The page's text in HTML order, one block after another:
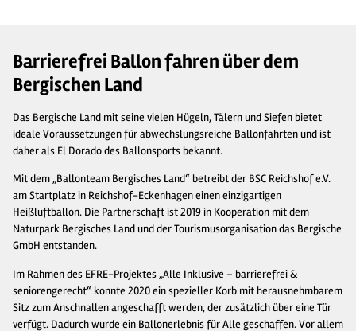
Barrierefrei Ballon fahren über dem
Bergischen Land
Das Bergische Land mit seine vielen Hügeln, Tälern und Siefen bietet
ideale Voraussetzungen für abwechslungsreiche Ballonfahrten und ist
daher als El Dorado des Ballonsports bekannt.
Mit dem „Ballonteam Bergisches Land“ betreibt der BSC Reichshof e.V.
am Startplatz in Reichshof-Eckenhagen einen einzigartigen
Heißluftballon. Die Partnerschaft ist 2019 in Kooperation mit dem
Naturpark Bergisches Land und der Tourismusorganisation das Bergische
GmbH entstanden.
Im Rahmen des EFRE-Projektes „Alle Inklusive – barrierefrei &
seniorengerecht“ konnte 2020 ein spezieller Korb mit herausnehmbarem
Sitz zum Anschnallen angeschafft werden, der zusätzlich über eine Tür
verfügt. Dadurch wurde ein Ballonerlebnis für Alle geschaffen. Vor allem